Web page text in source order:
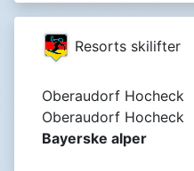
Resorts skilifter
Oberaudorf Hocheck
Oberaudorf Hocheck
Bayerske alper